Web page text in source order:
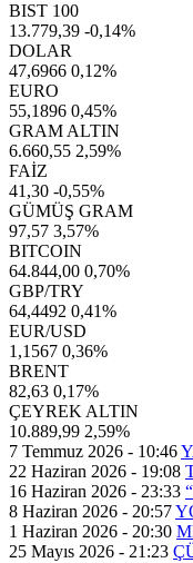
BIST 100
13.779,39 -0,14%
DOLAR
47,6966 0,12%
EURO
55,1896 0,45%
GRAM ALTIN
6.660,55 2,59%
FAİZ
41,30 -0,55%
GÜMÜŞ GRAM
97,57 3,57%
BITCOIN
64.844,00 0,70%
GBP/TRY
64,4492 0,41%
EUR/USD
1,1567 0,36%
BRENT
82,63 0,17%
ÇEYREK ALTIN
10.889,99 2,59%
7 Temmuz 2026 - 10:46
22 Haziran 2026 - 19:08
16 Haziran 2026 - 23:33
8 Haziran 2026 - 20:57
1 Haziran 2026 - 20:30
25 Mayıs 2026 - 21:23